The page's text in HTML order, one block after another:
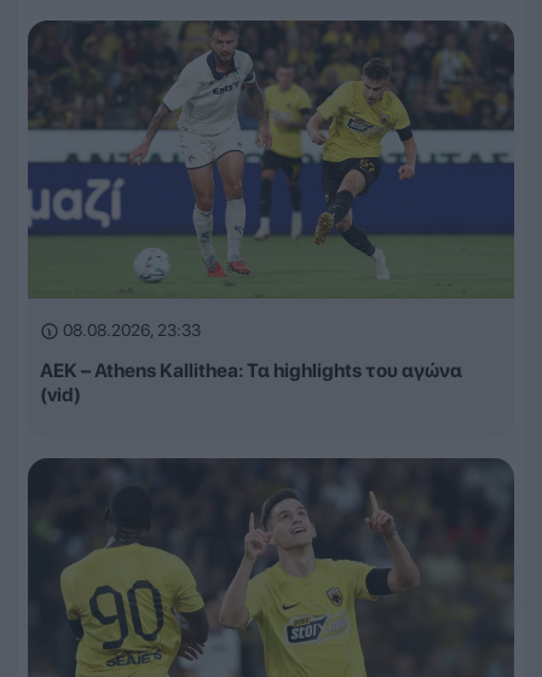
08.08.2026, 23:33
ΑΕΚ – Athens Kallithea: Τα highlights του αγώνα
(vid)